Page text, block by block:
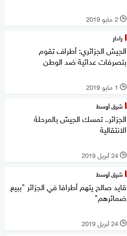
l 2 مايو 2019
رادار
الجيش الجزائري: أطراف تقوم
بتصرفات عدائية ضد الوطن
l 1 مايو 2019
شرق أوسط
الجزائر.. تمسك الجيش بالمرحلة
الانتقالية
l 24 أبريل 2019
شرق أوسط
قايد صالح يتهم أطرافا في الجزائر "ببيع
ضمائرهم"
l 24 أبريل 2019